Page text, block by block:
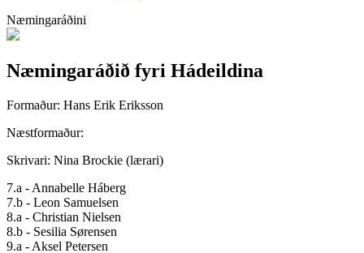
Næmingaráðini
Næmingaráðið fyri Hádeildina
Formaður: Hans Erik Eriksson
Næstformaður:
Skrivari: Nina Brockie (lærari)
7.a - Annabelle Háberg
7.b - Leon Samuelsen
8.a - Christian Nielsen
8.b - Sesilia Sørensen
9.a - Aksel Petersen